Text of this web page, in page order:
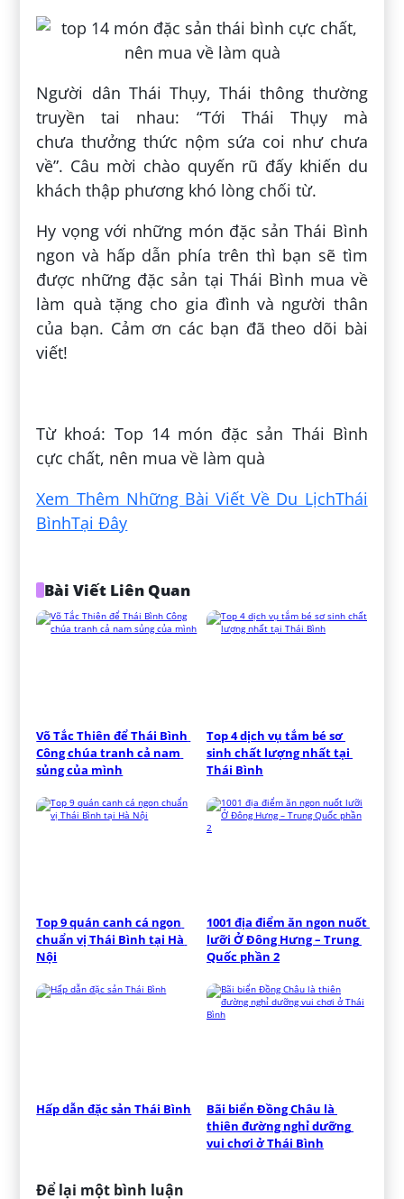
Người dân Thái Thụy, Thái thông thường
truyền tai nhau: “Tới Thái Thụy mà
chưa thưởng thức nộm sứa coi như chưa
về”. Câu mời chào quyến rũ đấy khiến du
khách thập phương khó lòng chối từ.
Hy vọng với những món đặc sản Thái Bình
ngon và hấp dẫn phía trên thì bạn sẽ tìm
được những đặc sản tại Thái Bình mua về
làm quà tặng cho gia đình và người thân
của bạn. Cảm ơn các bạn đã theo dõi bài
viết!
Từ khoá: Top 14 món đặc sản Thái Bình
cực chất, nên mua về làm quà
Xem Thêm Những Bài Viết Về Du LịchThái
BìnhTại Đây
Bài Viết Liên Quan
Võ Tắc Thiên để Thái Bình
Công chúa tranh cả nam
sủng của mình
Top 4 dịch vụ tắm bé sơ
sinh chất lượng nhất tại
Thái Bình
Top 9 quán canh cá ngon
chuẩn vị Thái Bình tại Hà
Nội
1001 địa điểm ăn ngon nuốt
lưỡi Ở Đông Hưng – Trung
Quốc phần 2
Hấp dẫn đặc sản Thái Bình
Bãi biển Đồng Châu là
thiên đường nghỉ dưỡng
vui chơi ở Thái Bình
Để lại một bình luận